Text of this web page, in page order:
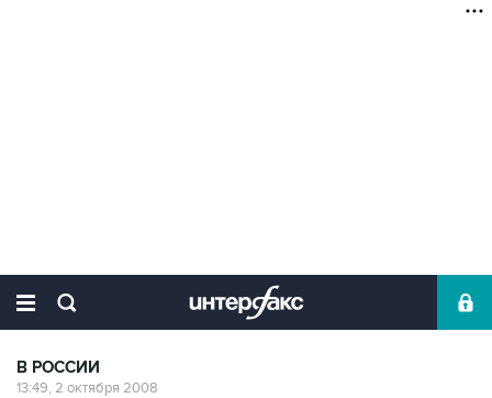
В РОССИИ
13:49, 2 октября 2008